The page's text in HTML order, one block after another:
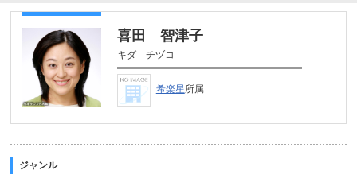
喜田 智津子
キダ チヅコ
希楽星所属
ジャンル